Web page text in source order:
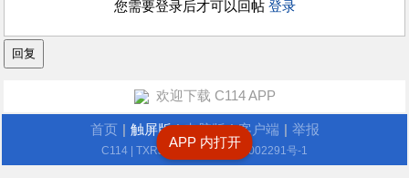
您需要登录后才可以回帖 登录
APP 内打开
欢迎下载 C114 APP
首页 触屏版 | 电脑版 | 客户端 举报
C114 | TXRJY.com 沪ICP备12002291号-1